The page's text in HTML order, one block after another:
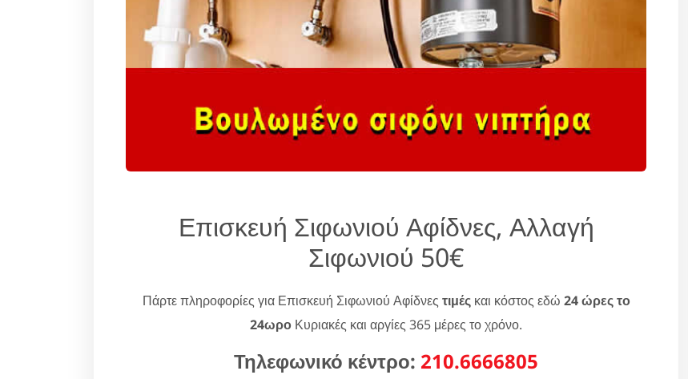
Επισκευή Σιφωνιού Αφίδνες, Αλλαγή
Σιφωνιού 50€
Πάρτε πληροφορίες για Επισκευή Σιφωνιού Αφίδνες τιμέςκαι κόστος εδώ 24 ώρες το
24ωρο Κυριακές και αργίες 365 μέρες το χρόνο.
Τηλεφωνικό κέντρο: 210.6666805